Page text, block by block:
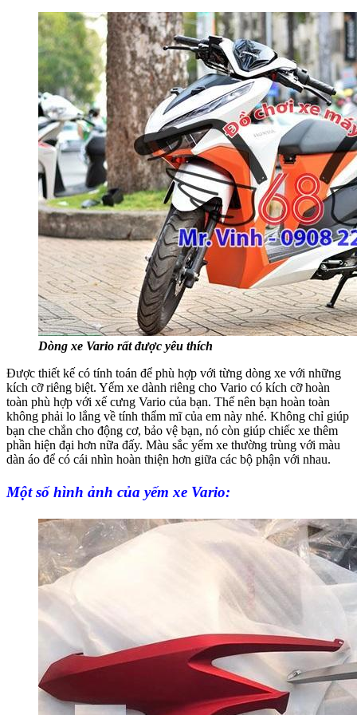
Dòng xe Vario rất được yêu thích
Được thiết kế có tính toán để phù hợp với từng dòng xe với những
kích cỡ riêng biệt. Yếm xe dành riêng cho Vario có kích cỡ hoàn
toàn phù hợp với xế cưng Vario của bạn. Thế nên bạn hoàn toàn
không phải lo lắng về tính thẩm mĩ của em này nhé. Không chỉ giúp
bạn che chắn cho động cơ, bảo vệ bạn, nó còn giúp chiếc xe thêm
phần hiện đại hơn nữa đấy. Màu sắc yếm xe thường trùng với màu
dàn áo để có cái nhìn hoàn thiện hơn giữa các bộ phận với nhau.
Một số hình ảnh của yếm xe Vario: